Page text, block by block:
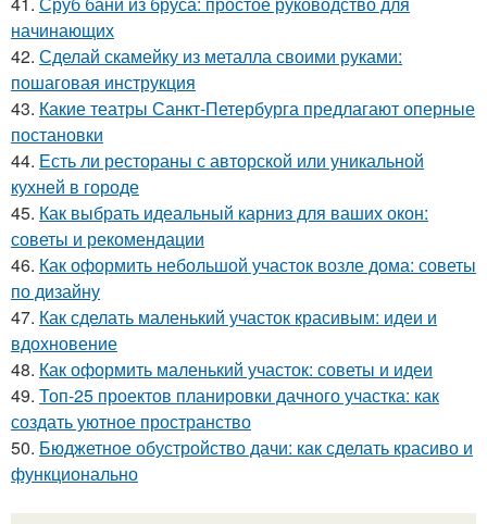
начинающих
42. Сделай скамейку из металла своими руками:
пошаговая инструкция
43. Какие театры Санкт-Петербурга предлагают оперные
постановки
44. Есть ли рестораны с авторской или уникальной
кухней в городе
45. Как выбрать идеальный карниз для ваших окон:
советы и рекомендации
46. Как оформить небольшой участок возле дома: советы
по дизайну
47. Как сделать маленький участок красивым: идеи и
вдохновение
48. Как оформить маленький участок: советы и идеи
49. Топ-25 проектов планировки дачного участка: как
создать уютное пространство
50. Бюджетное обустройство дачи: как сделать красиво и
функционально